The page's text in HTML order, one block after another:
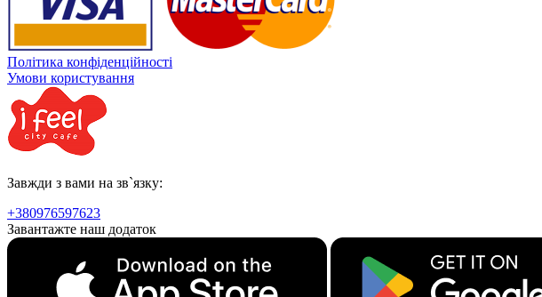
Політика конфіденційності
Умови користування
Завжди з вами на зв`язку:
+380976597623
Завантажте наш додаток